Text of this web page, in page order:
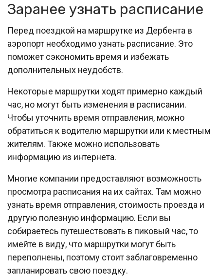
Заранее узнать расписание
Перед поездкой на маршрутке из Дербента в
аэропорт необходимо узнать расписание. Это
поможет сэкономить время и избежать
дополнительных неудобств.
Некоторые маршрутки ходят примерно каждый
час, но могут быть изменения в расписании.
Чтобы уточнить время отправления, можно
обратиться к водителю маршрутки или к местным
жителям. Также можно использовать
информацию из интернета.
Многие компании предоставляют возможность
просмотра расписания на их сайтах. Там можно
узнать время отправления, стоимость проезда и
другую полезную информацию. Если вы
собираетесь путешествовать в пиковый час, то
имейте в виду, что маршрутки могут быть
переполнены, поэтому стоит заблаговременно
запланировать свою поездку.